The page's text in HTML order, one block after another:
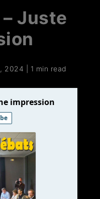
Juste
2024 1 min read